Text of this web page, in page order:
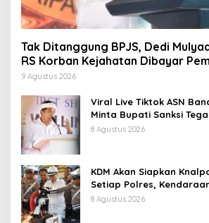
Tak Ditanggung BPJS, Dedi
RS Korban Kejahatan Dibayar
9 Agustus 2026
Viral Live Tiktok ASN
Minta Bupati Sanksi
Pemberhentian
8 Agustus 2026
KDM Akan Siapkan
Setiap Polres,
Tertangkap Langsung
8 Agustus 2026